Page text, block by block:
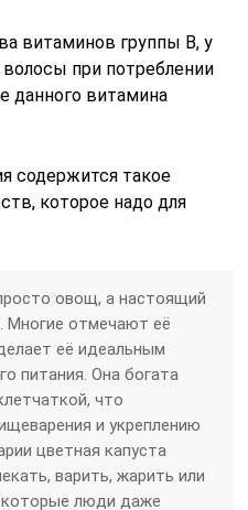
витаминов группы В, у
при потреблении
данного витамина
содержится такое
которое надо для
овощ, а настоящий
Многие отмечают её
её идеальным
питания. Она богата
что
и укреплению
цветная капуста
варить, жарить или
люди даже